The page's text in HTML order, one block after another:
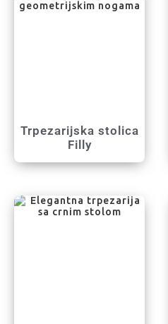
Trpezarijska stolica
Filly